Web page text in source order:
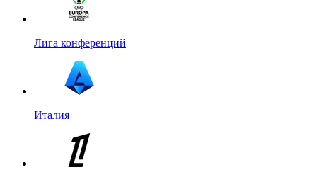
Лига конференций
Италия